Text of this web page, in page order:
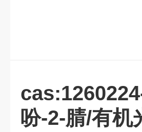
吩-2-腈/有机